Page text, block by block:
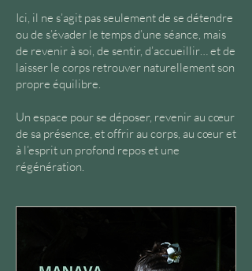
Ici, il ne s’agit pas seulement de se détendre
ou de s’évader le temps d’une séance, mais
de revenir à soi, de sentir, d’accueillir… et de
laisser le corps retrouver naturellement son
propre équilibre.
Un espace pour se déposer, revenir au cœur
de sa présence, et offrir au corps, au cœur et
à l’esprit un profond repos et une
régénération.